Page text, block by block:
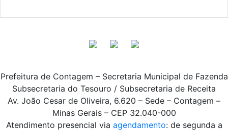
Prefeitura de Contagem – Secretaria Municipal de Fazenda
Subsecretaria do Tesouro / Subsecretaria de Receita
Av. João Cesar de Oliveira, 6.620 – Sede – Contagem –
Minas Gerais – CEP 32.040-000
Atendimento presencial via agendamento: de segunda a